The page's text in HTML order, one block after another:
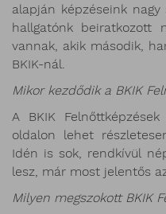
alapján képzéseink
hallgatónk beiratkozott
vannak, akik második,
BKIK-nál.
Mikor kezdődik a BKIK
A BKIK
oldalon lehet
Idén is sok, rendkívül
lesz, már most jelentős
Milyen megszokott BKIK